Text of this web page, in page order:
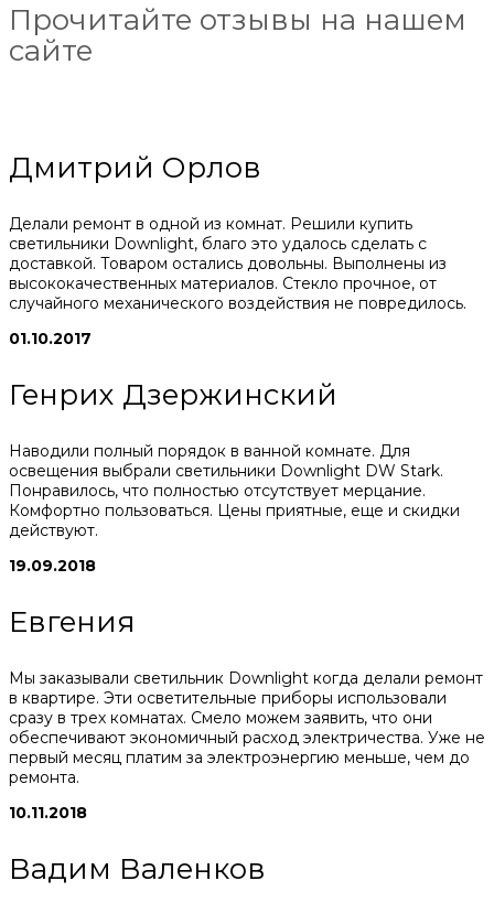
Прочитайте отзывы на нашем
сайте
Дмитрий Орлов
Делали ремонт в одной из комнат. Решили купить
светильники Downlight, благо это удалось сделать с
доставкой. Товаром остались довольны. Выполнены из
высококачественных материалов. Стекло прочное, от
случайного механического воздействия не повредилось.
01.10.2017
Генрих Дзержинский
Наводили полный порядок в ванной комнате. Для
освещения выбрали светильники Downlight DW Stark.
Понравилось, что полностью отсутствует мерцание.
Комфортно пользоваться. Цены приятные, еще и скидки
действуют.
19.09.2018
Евгения
Мы заказывали светильник Downlight когда делали ремонт
в квартире. Эти осветительные приборы использовали
сразу в трех комнатах. Смело можем заявить, что они
обеспечивают экономичный расход электричества. Уже не
первый месяц платим за электроэнергию меньше, чем до
ремонта.
10.11.2018
Вадим Валенков